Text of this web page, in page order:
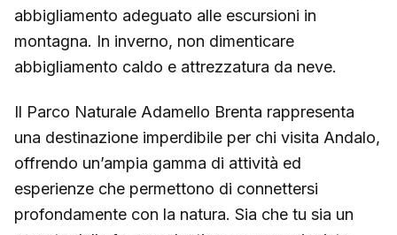
abbigliamento adeguato alle escursioni in
montagna. In inverno, non dimenticare
abbigliamento caldo e attrezzatura da neve.
Il Parco Naturale Adamello Brenta rappresenta
una destinazione imperdibile per chi visita Andalo,
offrendo un’ampia gamma di attività ed
esperienze che permettono di connettersi
profondamente con la natura. Sia che tu sia un